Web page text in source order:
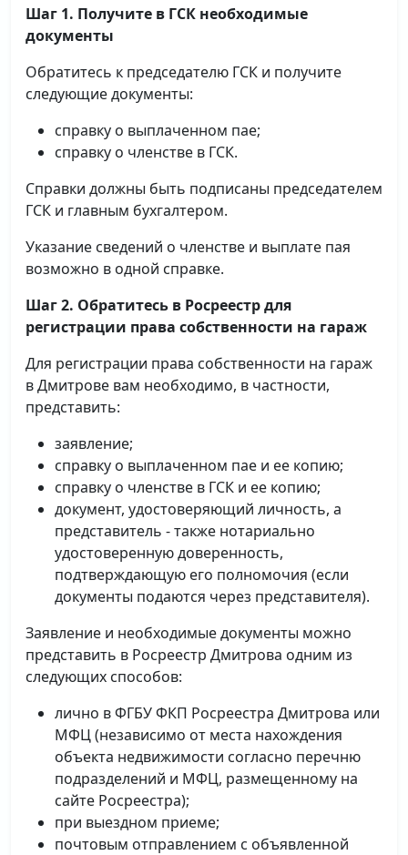
Шаг 1. Получите в ГСК необходимые
документы
Обратитесь к председателю ГСК и получите
следующие документы:
справку о выплаченном пае;
справку о членстве в ГСК.
Справки должны быть подписаны председателем
ГСК и главным бухгалтером.
Указание сведений о членстве и выплате пая
возможно в одной справке.
Шаг 2. Обратитесь в Росреестр для
регистрации права собственности на гараж
Для регистрации права собственности на гараж
в Дмитрове вам необходимо, в частности,
представить:
заявление;
справку о выплаченном пае и ее копию;
справку о членстве в ГСК и ее копию;
документ, удостоверяющий личность, а
представитель - также нотариально
удостоверенную доверенность,
подтверждающую его полномочия (если
документы подаются через представителя).
Заявление и необходимые документы можно
представить в Росреестр Дмитрова одним из
следующих способов:
лично в ФГБУ ФКП Росреестра Дмитрова или
МФЦ (независимо от места нахождения
объекта недвижимости согласно перечню
подразделений и МФЦ, размещенному на
сайте Росреестра);
при выездном приеме;
почтовым отправлением с объявленной